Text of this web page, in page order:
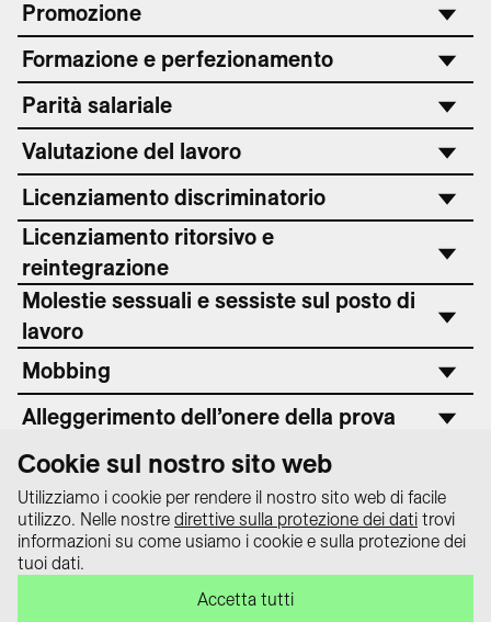
Promozione
Formazione e perfezionamento
Parità salariale
Valutazione del lavoro
Licenziamento discriminatorio
Licenziamento ritorsivo e
reintegrazione
Molestie sessuali e sessiste sul posto di
lavoro
Mobbing
Alleggerimento dell’onere della prova
Azioni delle organizzazioni
Il portale informativo «equality law –
Cookie sul nostro sito web
Utilizziamo i cookie per rendere il nostro sito web di facile
utilizzo. Nelle nostre direttive sulla protezione dei dati trovi
informazioni su come usiamo i cookie e sulla protezione dei
tuoi dati.
Accetta tutti